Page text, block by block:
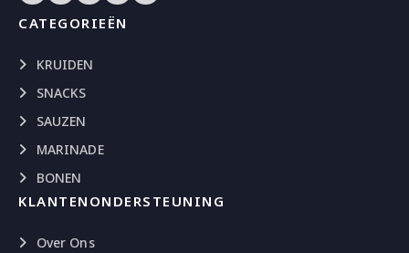
CATEGORIEËN
KRUIDEN
SNACKS
SAUZEN
MARINADE
BONEN
KLANTENONDERSTEUNING
Over Ons